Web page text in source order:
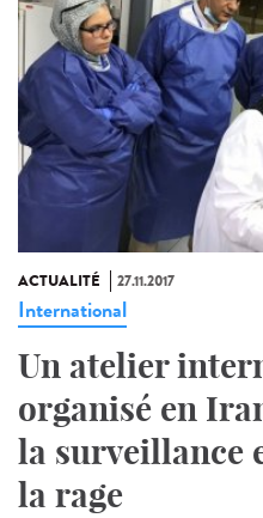
ACTUALITÉ 27.11.2017
International
Un atelier
organisé en
la surveillance
la rage